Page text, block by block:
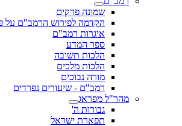
שמונה פרקים
הקדמה לפירוש הרמב"ם על
איגרות רמב"ם
ספר המדע
הלכות תשובה
הלכות מלכים
מורה נבוכים
רמב"ם - שיעורים נפרדים
מהר"ל מפראג
גבורות ה'
תפארת ישראל